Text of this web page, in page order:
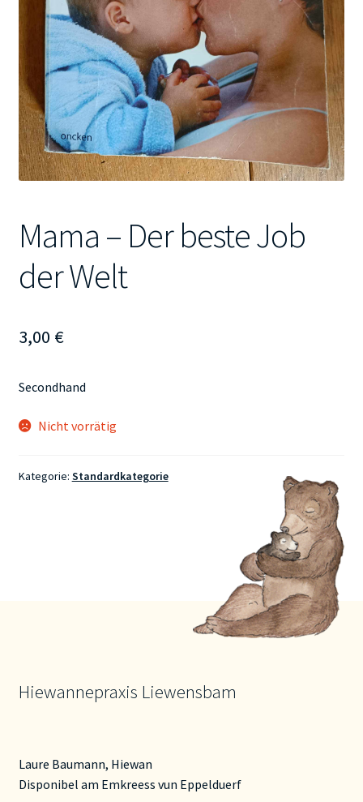
Mama – Der beste Job
der Welt
3,00 €
Secondhand
Nicht vorrätig
Kategorie: Standardkategorie
Hiewannepraxis Liewensbam
Laure Baumann, Hiewan
Disponibel am Emkreess vun Eppelduerf